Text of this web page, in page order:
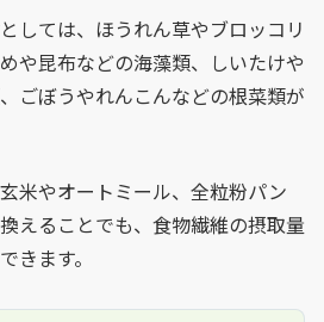
しては、ほうれん草やブロッコリ
や昆布などの海藻類、しいたけや
ごぼうやれんこんなどの根菜類が
米やオートミール、全粒粉パン
えることでも、食物繊維の摂取量
きます。